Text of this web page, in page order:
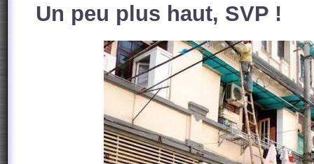
Un peu plus haut, SVP !